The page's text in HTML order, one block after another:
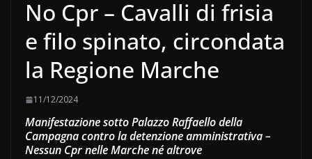
No Cpr – Cavalli di frisia
e filo spinato, circondata
la Regione Marche
11/12/2024
Manifestazione sotto Palazzo Raffaello della
Campagna contro la detenzione amministrativa –
Nessun Cpr nelle Marche né altrove